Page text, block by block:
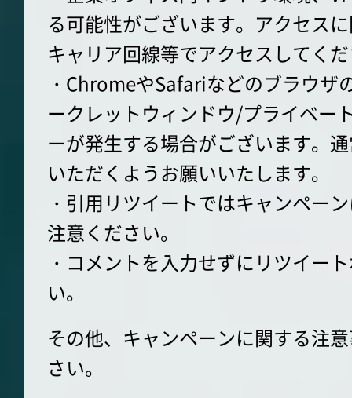
る可能性がございます。アクセス
キャリア回線等でアクセスしてく
・ChromeやSafariなどのブラウザ
ークレットウィンドウ/プライベー
ーが発生する場合がございます。
いただくようお願いいたします。
・引用リツイートではキャンペー
注意ください。
・コメントを入力せずにリツイー
い。
その他、キャンペーンに関する注
さい。